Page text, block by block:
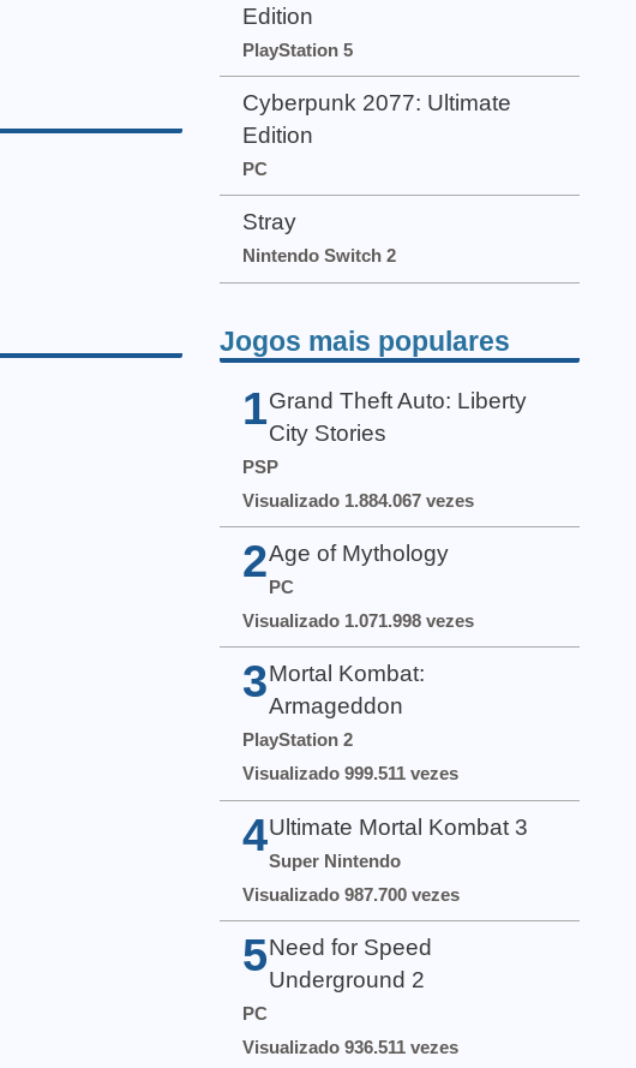
Edition
PlayStation 5
Cyberpunk 2077: Ultimate
Edition
PC
Stray
Nintendo Switch 2
Jogos mais populares
1 Grand Theft Auto: Liberty
City Stories
PSP
Visualizado 1.884.067 vezes
2Age of Mythology
PC
Visualizado 1.071.998 vezes
3 Mortal Kombat:
Armageddon
PlayStation 2
Visualizado 999.511 vezes
4 Ultimate Mortal Kombat 3
Super Nintendo
Visualizado 987.700 vezes
5 Need for Speed
Underground 2
PC
Visualizado 936.511 vezes